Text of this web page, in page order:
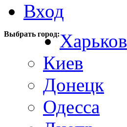
Вход
Выбрать город:Харьков
Киев
Донецк
Одесса